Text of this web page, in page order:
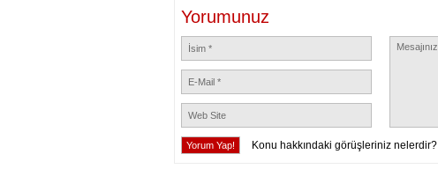
Yorumunuz
Konu hakkındaki görüşleriniz nelerdir?